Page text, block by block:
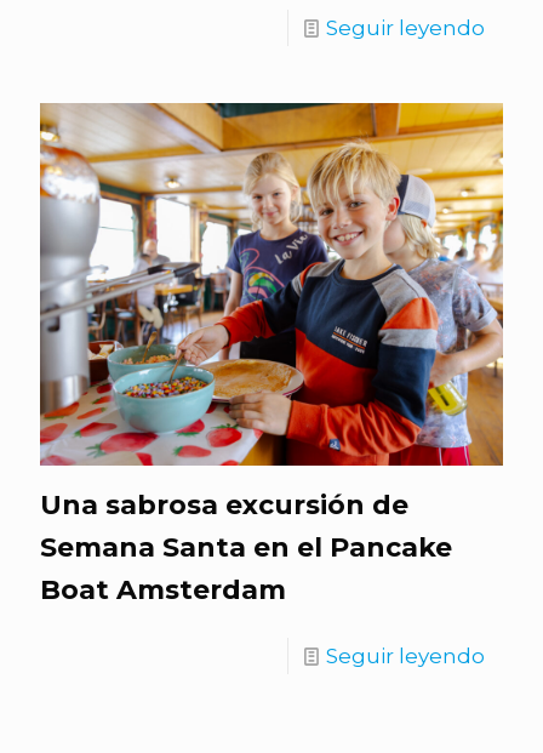
Seguir leyendo
Una sabrosa excursión de
Semana Santa en el Pancake
Boat Amsterdam
Seguir leyendo